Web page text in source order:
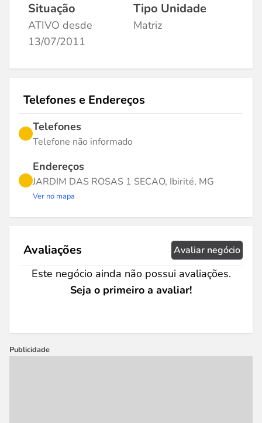
Situação
ATIVO desde
13/07/2011
Tipo Unidade
Matriz
Telefones e Endereços
Telefones
Telefone não informado
Endereços
JARDIM DAS ROSAS 1 SECAO, Ibirité, MG
Ver no mapa
Avaliações Avaliar negócio
Este negócio ainda não possui avaliações.
Seja o primeiro a avaliar!
Publicidade